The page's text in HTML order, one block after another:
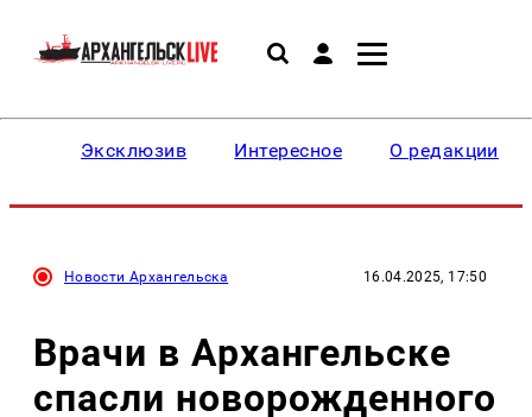
Эксклюзив Интересное О редакции
Новости Архангельска 16.04.2025, 17:50
Врачи в Архангельске
спасли новорожденного